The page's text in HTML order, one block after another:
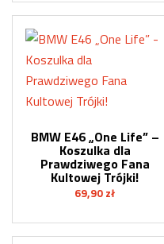
BMW E46 „One Life” –
Koszulka dla
Prawdziwego Fana
Kultowej Trójki!
69,90 zł